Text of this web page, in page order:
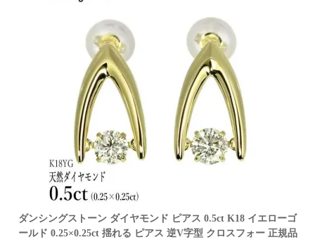
ダンシングストーン ダイヤモンド ピアス 0.5ct K18 イエローゴ
ールド 0.25×0.25ct 揺れる ピアス 逆V字型 クロスフォー 正規品